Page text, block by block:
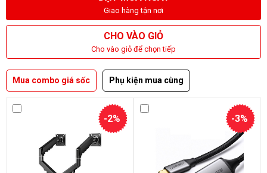
Giao hàng tận nơi
CHO VÀO GIỎ
Cho vào giỏ để chọn tiếp
Mua combo giá sốc Phụ kiện mua cùng
-2% -3%